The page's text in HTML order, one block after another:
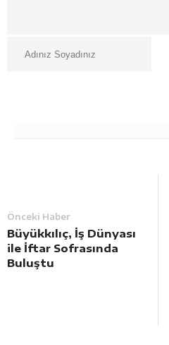
Önceki Haber
Büyükkılıç, İş Dünyası
ile İftar Sofrasında
Buluştu